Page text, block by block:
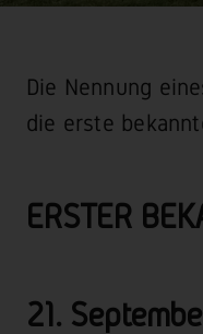
Die Nennung
die erste
ERSTER
21.